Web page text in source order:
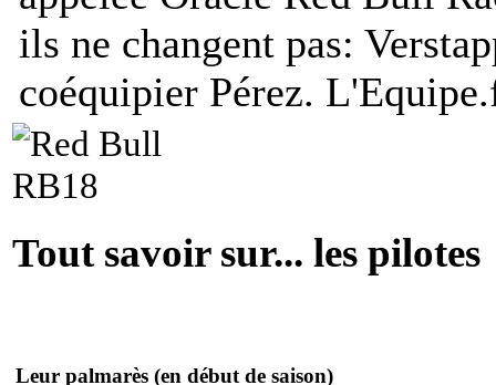
ils ne changent pas:
coéquipier Pérez.
Tout savoir sur... les pilotes
Leur palmarès (en début de saison)